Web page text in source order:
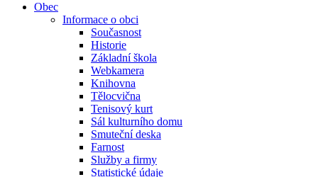
Obec
Informace o obci
Současnost
Historie
Základní škola
Webkamera
Knihovna
Tělocvična
Tenisový kurt
Sál kulturního domu
Smuteční deska
Farnost
Služby a firmy
Statistické údaje